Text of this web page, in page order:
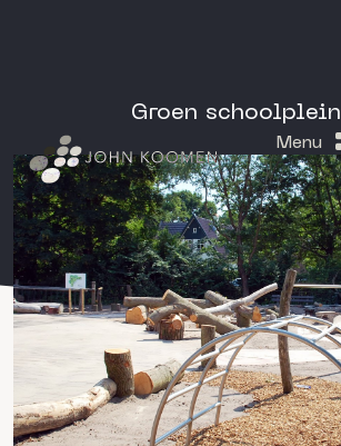
Menu
Groen schoolplein